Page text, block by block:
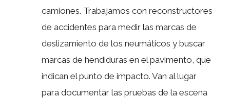
camiones. Trabajamos con reconstructores
de accidentes para medir las marcas de
deslizamiento de los neumáticos y buscar
marcas de hendiduras en el pavimento, que
indican el punto de impacto. Van al lugar
para documentar las pruebas de la escena